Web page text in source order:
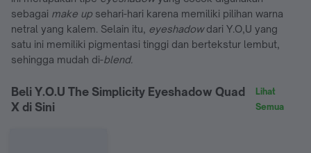
sebagai make up sehari-hari karena memiliki pilihan warna
netral yang kalem. Selain itu, eyeshadowdari Y.O,U yang
satu ini memiliki pigmentasi tinggi dan bertekstur lembut,
sehingga mudah di-blend.
Beli Y.O.U The Simplicity Eyeshadow Quad
X di Sini
Lihat
Semua